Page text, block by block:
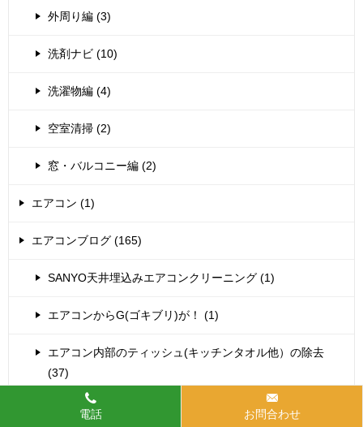
外周り編 (3)
洗剤ナビ (10)
洗濯物編 (4)
空室清掃 (2)
窓・バルコニー編 (2)
エアコン (1)
エアコンブログ (165)
SANYO天井埋込みエアコンクリーニング (1)
エアコンからG(ゴキブリ)が！ (1)
エアコン内部のティッシュ(キッチンタオル他）の除去
(37)
エアコン水漏れ (1)
電話 お問合わせ